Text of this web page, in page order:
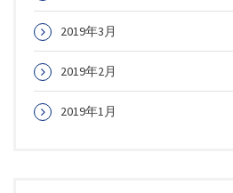
2019年3月
2019年2月
2019年1月